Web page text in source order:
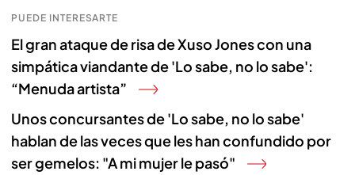
PUEDE INTERESARTE
El gran ataque de risa de Xuso Jones con una
simpática viandante de 'Lo sabe, no lo sabe':
“Menuda artista”
Unos concursantes de 'Lo sabe, no lo sabe'
hablan de las veces que les han confundido por
ser gemelos: "A mi mujer le pasó"